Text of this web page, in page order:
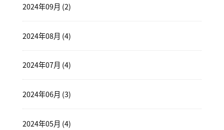
2024年09月 (2)
2024年08月 (4)
2024年07月 (4)
2024年06月 (3)
2024年05月 (4)